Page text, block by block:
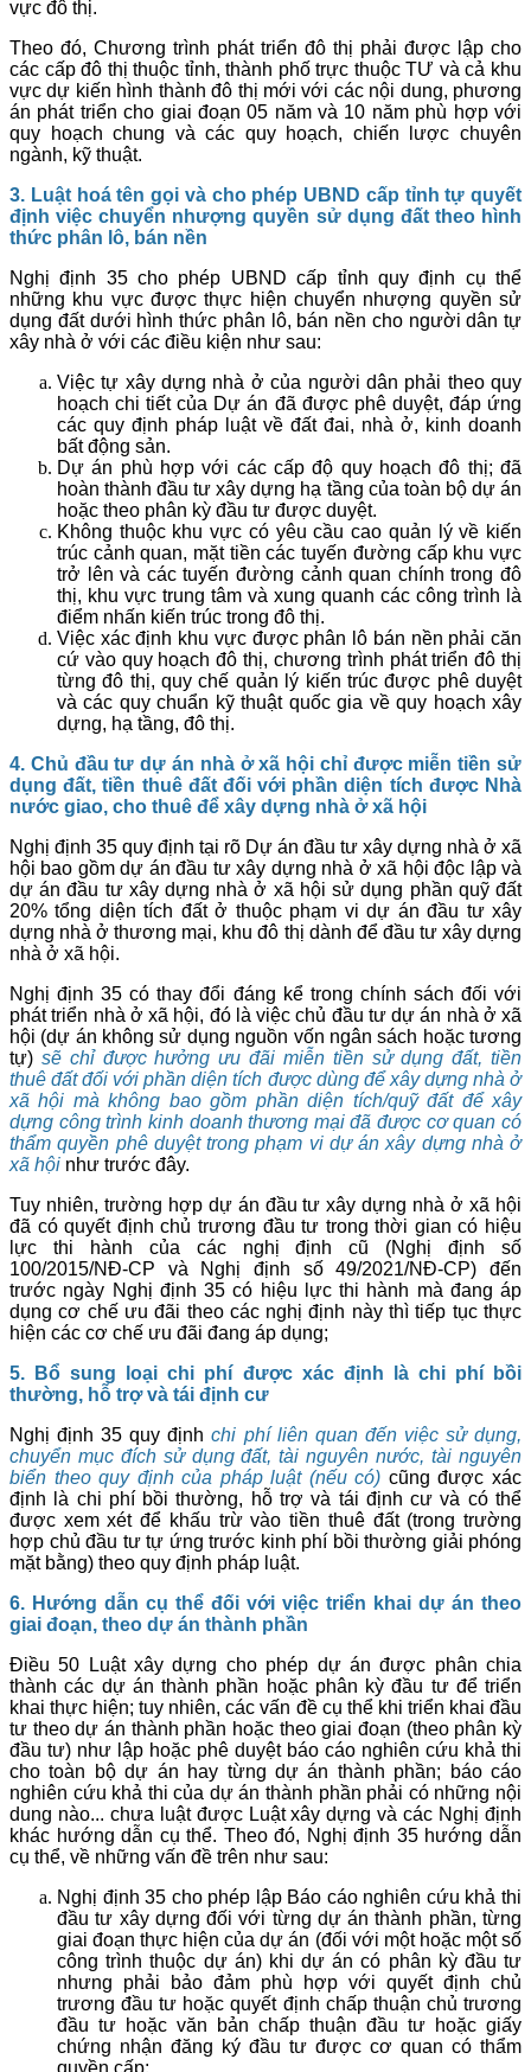
vực đô thị.
Theo đó, Chương trình phát triển đô thị phải được lập cho
các cấp đô thị thuộc tỉnh, thành phố trực thuộc TƯ và cả khu
vực dự kiến hình thành đô thị mới với các nội dung, phương
án phát triển cho giai đoạn 05 năm và 10 năm phù hợp với
quy hoạch chung và các quy hoạch, chiến lược chuyên
ngành, kỹ thuật.
3. Luật hoá tên gọi và cho phép UBND cấp tỉnh tự quyết
định việc chuyển nhượng quyền sử dụng đất theo hình
thức phân lô, bán nền
Nghị định 35 cho phép UBND cấp tỉnh quy định cụ thể
những khu vực được thực hiện chuyển nhượng quyền sử
dụng đất dưới hình thức phân lô, bán nền cho người dân tự
xây nhà ở với các điều kiện như sau:
Việc tự xây dựng nhà ở của người dân phải theo quy
hoạch chi tiết của Dự án đã được phê duyệt, đáp ứng
các quy định pháp luật về đất đai, nhà ở, kinh doanh
bất động sản.
Dự án phù hợp với các cấp độ quy hoạch đô thị; đã
hoàn thành đầu tư xây dựng hạ tầng của toàn bộ dự án
hoặc theo phân kỳ đầu tư được duyệt.
Không thuộc khu vực có yêu cầu cao quản lý về kiến
trúc cảnh quan, mặt tiền các tuyến đường cấp khu vực
trở lên và các tuyến đường cảnh quan chính trong đô
thị, khu vực trung tâm và xung quanh các công trình là
điểm nhấn kiến trúc trong đô thị.
Việc xác định khu vực được phân lô bán nền phải căn
cứ vào quy hoạch đô thị, chương trình phát triển đô thị
từng đô thị, quy chế quản lý kiến trúc được phê duyệt
và các quy chuẩn kỹ thuật quốc gia về quy hoạch xây
dựng, hạ tầng, đô thị.
4. Chủ đầu tư dự án nhà ở xã hội chỉ được miễn tiền sử
dụng đất, tiền thuê đất đối với phần diện tích được Nhà
nước giao, cho thuê để xây dựng nhà ở xã hội
Nghị định 35 quy định tại rõ Dự án đầu tư xây dựng nhà ở xã
hội bao gồm dự án đầu tư xây dựng nhà ở xã hội độc lập và
dự án đầu tư xây dựng nhà ở xã hội sử dụng phần quỹ đất
20% tổng diện tích đất ở thuộc phạm vi dự án đầu tư xây
dựng nhà ở thương mại, khu đô thị dành để đầu tư xây dựng
nhà ở xã hội.
Nghị định 35 có thay đổi đáng kể trong chính sách đối với
phát triển nhà ở xã hội, đó là việc chủ đầu tư dự án nhà ở xã
hội (dự án không sử dụng nguồn vốn ngân sách hoặc tương
tự) sẽ chỉ được hưởng ưu đãi miễn tiền sử dụng đất, tiền
thuê đất đối với phần diện tích được dùng để xây dựng nhà ở
xã hội mà không bao gồm phần diện tích/quỹ đất để xây
dựng công trình kinh doanh thương mại đã được cơ quan có
thẩm quyền phê duyệt trong phạm vi dự án xây dựng nhà ở
xã hội như trước đây.
Tuy nhiên, trường hợp dự án đầu tư xây dựng nhà ở xã hội
đã có quyết định chủ trương đầu tư trong thời gian có hiệu
lực thi hành của các nghị định cũ (Nghị định số
100/2015/NĐ-CP và Nghị định số 49/2021/NĐ-CP) đến
trước ngày Nghị định 35 có hiệu lực thi hành mà đang áp
dụng cơ chế ưu đãi theo các nghị định này thì tiếp tục thực
hiện các cơ chế ưu đãi đang áp dụng;
5. Bổ sung loại chi phí được xác định là chi phí bồi
thường, hỗ trợ và tái định cư
Nghị định 35 quy địnhchi phí liên quan đến việc sử dụng,
chuyển mục đích sử dụng đất, tài nguyên nước, tài nguyên
biển theo quy định của pháp luật (nếu có) cũng được xác
định là chi phí bồi thường, hỗ trợ và tái định cư và có thể
được xem xét để khấu trừ vào tiền thuê đất (trong trường
hợp chủ đầu tư tự ứng trước kinh phí bồi thường giải phóng
mặt bằng) theo quy định pháp luật.
6. Hướng dẫn cụ thể đối với việc triển khai dự án theo
giai đoạn, theo dự án thành phần
Điều 50 Luật xây dựng cho phép dự án được phân chia
thành các dự án thành phần hoặc phân kỳ đầu tư để triển
khai thực hiện; tuy nhiên, các vấn đề cụ thể khi triển khai đầu
tư theo dự án thành phần hoặc theo giai đoạn (theo phân kỳ
đầu tư) như lập hoặc phê duyệt báo cáo nghiên cứu khả thi
cho toàn bộ dự án hay từng dự án thành phần; báo cáo
nghiên cứu khả thi của dự án thành phần phải có những nội
dung nào... chưa luật được Luật xây dựng và các Nghị định
khác hướng dẫn cụ thể. Theo đó, Nghị định 35 hướng dẫn
cụ thể, về những vấn đề trên như sau:
Nghị định 35 cho phép lập Báo cáo nghiên cứu khả thi
đầu tư xây dựng đối với từng dự án thành phần, từng
giai đoạn thực hiện của dự án (đối với một hoặc một số
công trình thuộc dự án) khi dự án có phân kỳ đầu tư
nhưng phải bảo đảm phù hợp với quyết định chủ
trương đầu tư hoặc quyết định chấp thuận chủ trương
đầu tư hoặc văn bản chấp thuận đầu tư hoặc giấy
chứng nhận đăng ký đầu tư được cơ quan có thẩm
quyền cấp;